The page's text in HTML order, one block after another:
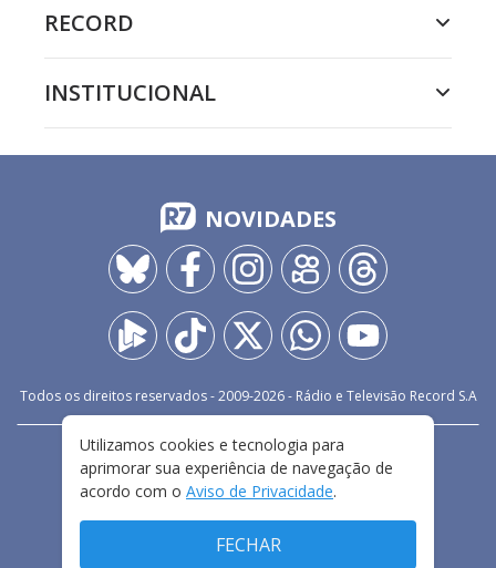
RECORD
INSTITUCIONAL
NOVIDADES
Todos os direitos reservados - 2009-2026- Rádio e Televisão Record S.A
FALE CONOSCO
PRIVACIDADE
TERMOS E CONDIÇÕES DE USO
Utilizamos cookies e tecnologia para
aprimorar sua experiência de navegação de
acordo com o Aviso de Privacidade.
FECHAR